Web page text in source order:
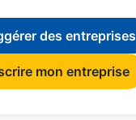
des entreprises
mon entreprise